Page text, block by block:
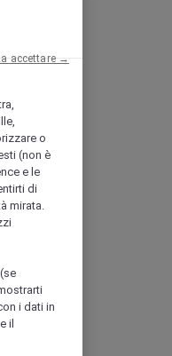
o
(non è
e le
di
mirata.
i dati in
il
accettare →